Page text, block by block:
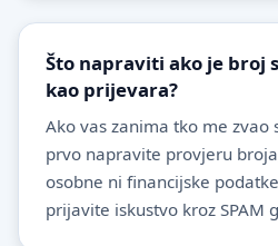
Što napraviti ako je broj
kao prijevara?
Ako vas zanima tko me zvao
prvo napravite provjeru
osobne ni financijske
prijavite iskustvo kroz SPAM